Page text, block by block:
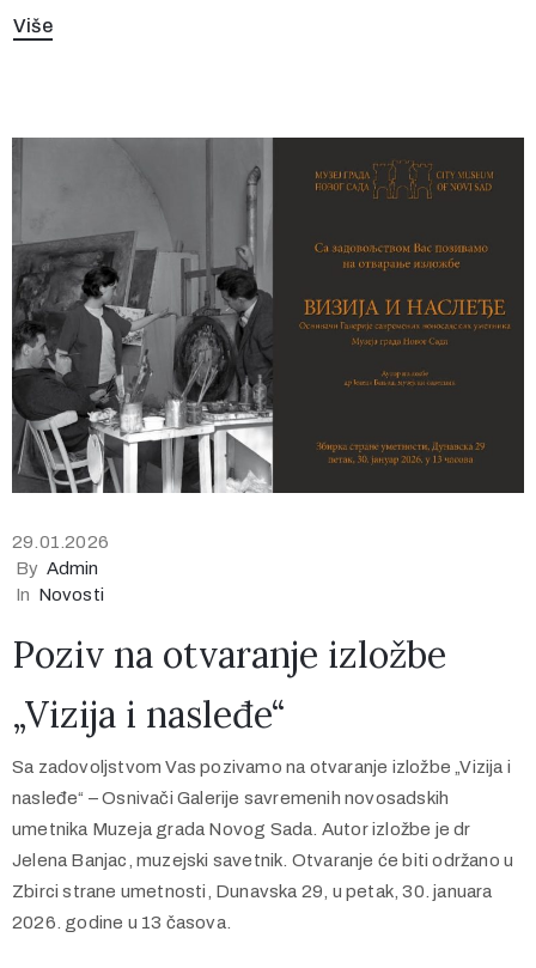
Više
29.01.2026
By Admin
In Novosti
Poziv na otvaranje izložbe
„Vizija i nasleđe“
Sa zadovoljstvom Vas pozivamo na otvaranje izložbe „Vizija i
nasleđe“ – Osnivači Galerije savremenih novosadskih
umetnika Muzeja grada Novog Sada. Autor izložbe je dr
Jelena Banjac, muzejski savetnik. Otvaranje će biti održano u
Zbirci strane umetnosti, Dunavska 29, u petak, 30. januara
2026. godine u 13 časova.